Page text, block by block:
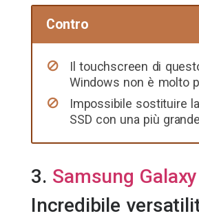
Contro
Il touchscreen di
Windows non è molto
Impossibile sostituire
SSD con una più grande
3. Samsung
Incredibile